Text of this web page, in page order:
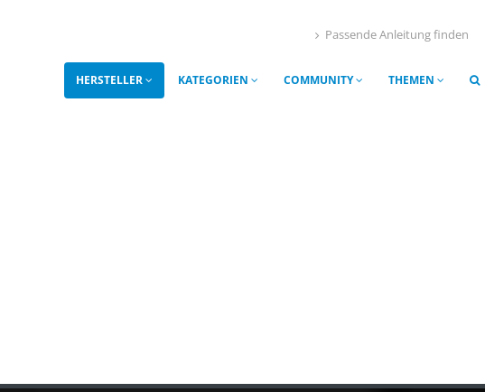
Passende Anleitung finden
HERSTELLER KATEGORIEN COMMUNITY THEMEN